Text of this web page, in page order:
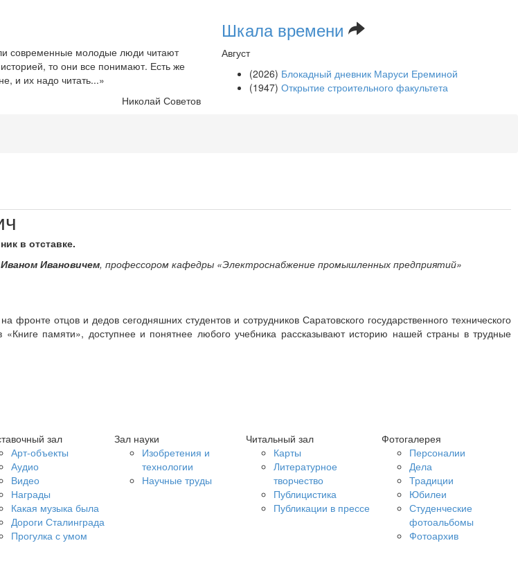
современные молодые люди читают
то они все понимают. Есть же
и их надо читать...»
Николай Советов
Шкала времени
Август
(2026) Блокадный дневник Маруси Ереминой
(1947) Открытие строительного факультета
в отставке.
Ивановичем, профессором кафедры «Электроснабжение промышленных предприятий»
отцов и дедов сегодняшних студентов и сотрудников Саратовского государственного технического
памяти», доступнее и понятнее любого учебника рассказывают историю нашей страны в трудные
зал
Арт-объекты
Аудио
Видео
Награды
Какая музыка была
Дороги Сталинграда
Прогулка с умом
Зал науки
Изобретения и
технологии
Научные труды
Читальный зал
Карты
Литературное
творчество
Публицистика
Публикации в прессе
Фотогалерея
Персоналии
Дела
Традиции
Юбилеи
Студенческие
фотоальбомы
Фотоархив